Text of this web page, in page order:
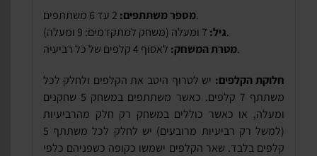
מספר משתתפים:2 עד 6 משתתפים.
גיל:7 ומעלה (משחק למתקדמים: 9 ומעלה).
מטרת המשחק:לאסוף 4 קלפים של כל רביעיה.
חלוקת הקלפים: יש לטרוף היטב את הקלפים ולחלק לכל
משתתף 7 קלפים. כאשר משתתפים במשחק 5 שחקנים
ומעלה, או כאשר כוללים במשחק רק חלק מהרביעיות
(למשל רק רביעיות מרובעים) יש לחלק לכל משתתף 5
קלפים בלבד. שאר הקלפים ישמשו כקופה כשפניהם כלפי